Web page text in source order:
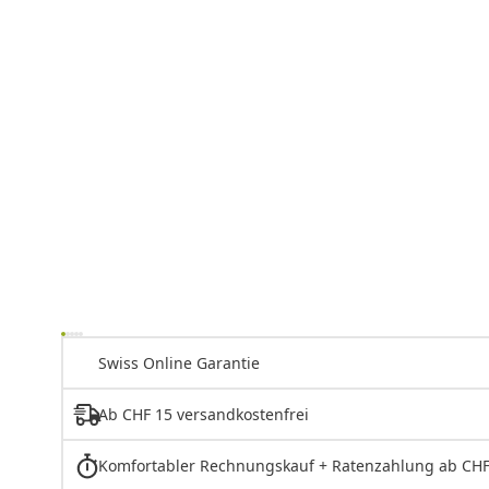
Swiss Online Garantie
Ab CHF 15 versandkostenfrei
Komfortabler Rechnungskauf + Ratenzahlung ab